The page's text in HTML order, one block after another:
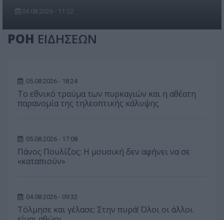
04.08.2026 - 11:22
ΡΟΗ ΕΙΔΗΣΕΩΝ
05.08.2026 - 18:24
Το εθνικό τραύμα των πυρκαγιών και η αθέατη
παρανομία της τηλεοπτικής κάλυψης
05.08.2026 - 17:08
Πάνος Πουλίζος: Η μουσική δεν αφήνει να σε
«καταπιούν»
04.08.2026 - 09:32
Τόλμησε και γέλασε; Στην πυρά! Όλοι οι άλλοι